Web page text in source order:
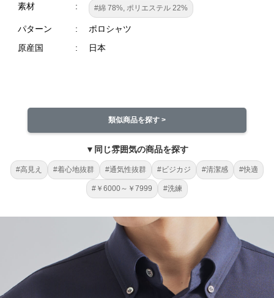
素材 #綿 78%, ポリエステル 22%
パターン
ポロシャツ
原産国
日本
類似商品を探す >
▼同じ雰囲気の商品を探す
#高見え #着心地抜群 #通気性抜群 #ビジカジ #清潔感 #快適
#￥6000～￥7999 #洗練